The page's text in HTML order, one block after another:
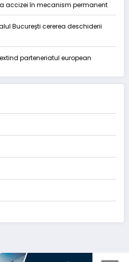
accizei în mecanism permanent
București cererea deschiderii
extind parteneriatul european